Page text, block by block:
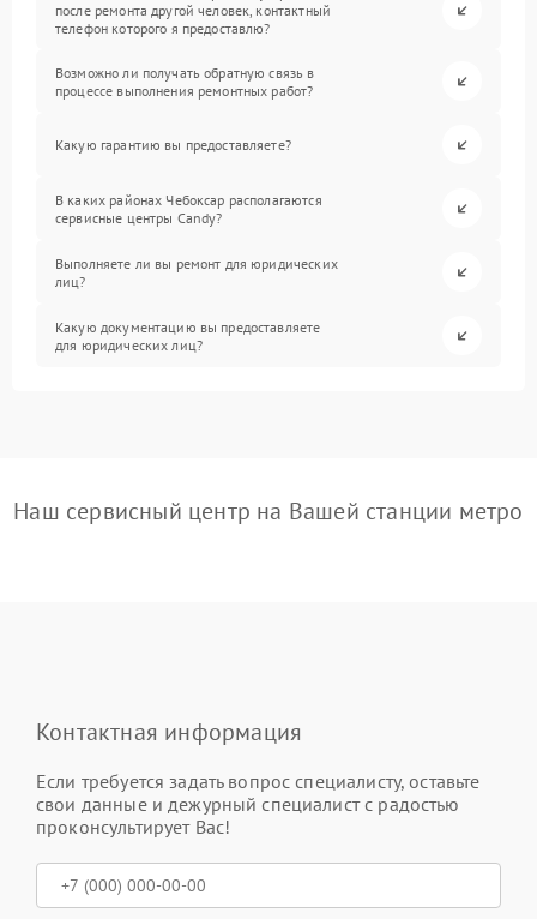
после ремонта другой человек, контактный
телефон которого я предоставлю?
Возможно ли получать обратную связь в
процессе выполнения ремонтных работ?
Какую гарантию вы предоставляете?
В каких районах Чебоксар располагаются
сервисные центры Candy?
Выполняете ли вы ремонт для юридических
лиц?
Какую документацию вы предоставляете
для юридических лиц?
Наш сервисный центр на Вашей станции метро
Контактная информация
Если требуется задать вопрос специалисту, оставьте
свои данные и дежурный специалист с радостью
проконсультирует Вас!